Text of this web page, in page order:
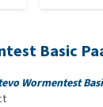
Basic
Wormentest